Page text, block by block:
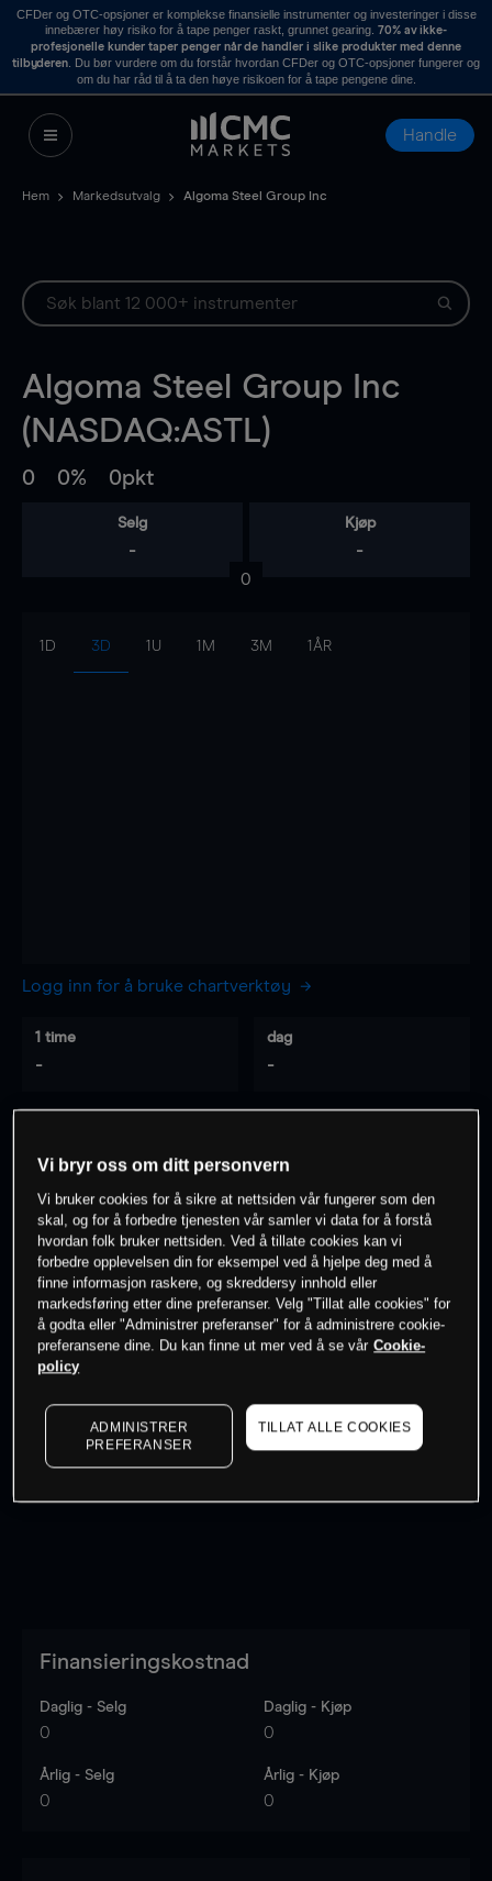
CFDer og OTC-opsjoner er komplekse finansielle instrumenter og investeringer i disse
innebærer høy risiko for å tape penger raskt, grunnet gearing. 70% av ikke-
profesjonelle kunder taper penger når de handler i slike produkter med denne
tilbyderen . Du bør vurdere om du forstår hvordan CFDer og OTC-opsjoner fungerer og
om du har råd til å ta den høye risikoen for å tape pengene dine.
Handle
Hem Markedsutvalg Algoma Steel Group Inc
Algoma Steel Group Inc
(NASDAQ:ASTL)
0 0% 0pkt
Selg
-
Kjøp
-
0
1D 3D 1U 1M 3M 1ÅR
Logg inn for å bruke chartverktøy
1 time
-
dag
-
- -
0% av kunder erpå dette instrumentet
Søk om konto
Kursene er veiledende.Log in
Finansieringskostnad
Daglig - Selg
0
Daglig - Kjøp
0
Årlig - Selg
0
Årlig - Kjøp
0
Vi bryr oss om ditt personvern
Vi bruker cookies for å sikre at nettsiden vår fungerer som den
skal, og for å forbedre tjenesten vår samler vi data for å forstå
hvordan folk bruker nettsiden. Ved å tillate cookies kan vi
forbedre opplevelsen din for eksempel ved å hjelpe deg med å
finne informasjon raskere, og skreddersy innhold eller
markedsføring etter dine preferanser. Velg "Tillat alle cookies" for
å godta eller "Administrer preferanser" for å administrere cookie-
preferansene dine. Du kan finne ut mer ved å se vår Cookie-
policy
ADMINISTRER
PREFERANSER
TILLAT ALLE COOKIES